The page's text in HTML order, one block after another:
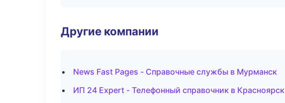
Другие компании
News Fast Pages - Справочные службы в Мурманск
ИП 24 Expert - Телефонный справочник в Красноярск